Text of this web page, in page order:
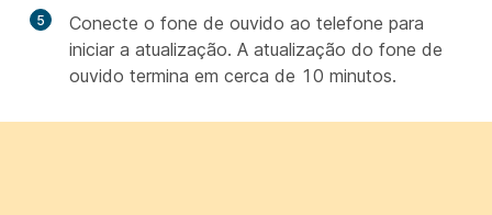
5
Conecte o fone de ouvido ao telefone para
iniciar a atualização. A atualização do fone de
ouvido termina em cerca de 10 minutos.